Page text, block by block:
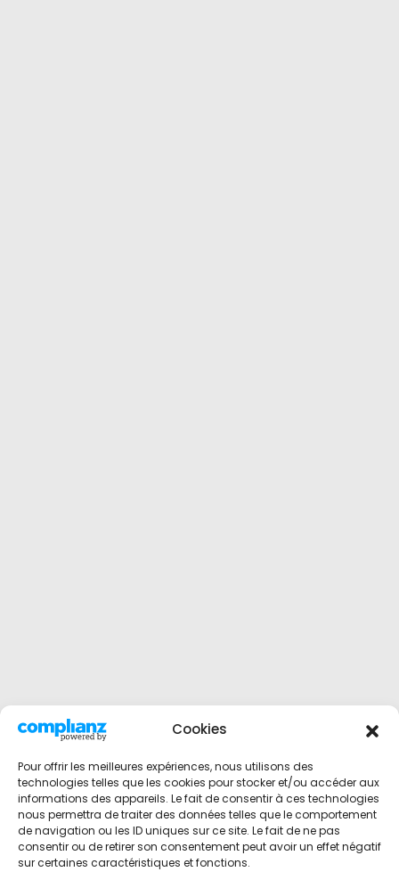
Cookies
Pour offrir les meilleures expériences, nous utilisons des
technologies telles que les cookies pour stocker et/ou accéder aux
informations des appareils. Le fait de consentir à ces technologies
nous permettra de traiter des données telles que le comportement
de navigation ou les ID uniques sur ce site. Le fait de ne pas
consentir ou de retirer son consentement peut avoir un effet négatif
sur certaines caractéristiques et fonctions.